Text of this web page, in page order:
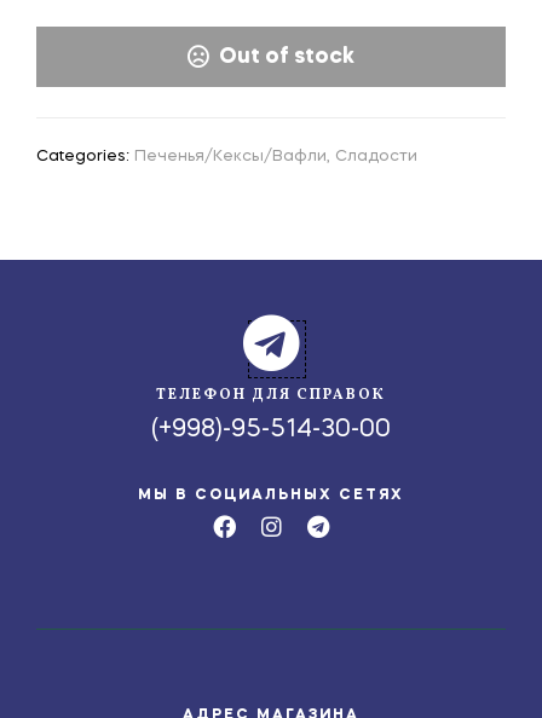
Out of stock
Categories: Печенья/Кексы/Вафли, Сладости
ТЕЛЕФОН ДЛЯ СПРАВОК
(+998)-95-514-30-00
МЫ В СОЦИАЛЬНЫХ СЕТЯХ
АДРЕС МАГАЗИНА